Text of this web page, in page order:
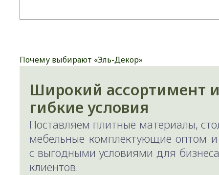
Почему выбирают «Эль-Декор»
Широкий ассортимент
гибкие условия
Поставляем плитные материалы,
мебельные комплектующие оптом
с выгодными условиями для
клиентов.